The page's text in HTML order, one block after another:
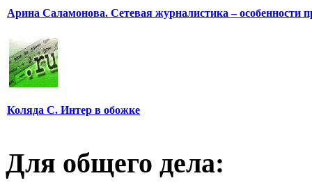
Арина Саламонова. Сетевая журналистика – особенности
Коляда С. Интер в обожке
Для общего дела: